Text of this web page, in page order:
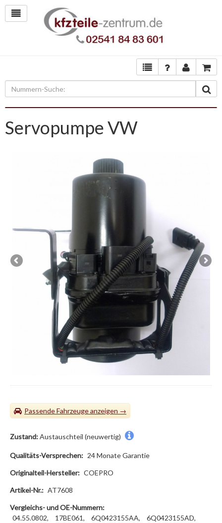
Servopumpe VW
Passende Fahrzeuge
Zustand:Austauschteil (neuwertig)
Qualitäts-Versprechen: 24 Monate Garantie
Originalteil-Hersteller: COEPRO
Artikel-Nr.: AT7608
Vergleichs- und OE-Nummern:
04.55.0802,
17BE061, 6Q0423155AA,
6Q0423155AD,